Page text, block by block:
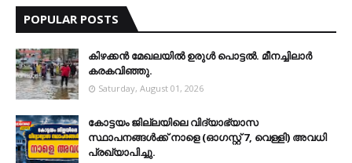
POPULAR POSTS
കിഴക്കന്‍ മേഖലയില്‍ ഉരുള്‍ പൊട്ടല്‍. മീനച്ചിലാര്‍
കരകവിഞ്ഞു.
Saturday, August 01, 2026
കോട്ടയം ജില്ലയിലെ വിദ്യാഭ്യാസ
സ്ഥാപനങ്ങള്‍ക്ക് നാളെ (ഓഗസ്റ്റ് 7, വെള്ളി) അവധി
പ്രഖ്യാപിച്ചു.